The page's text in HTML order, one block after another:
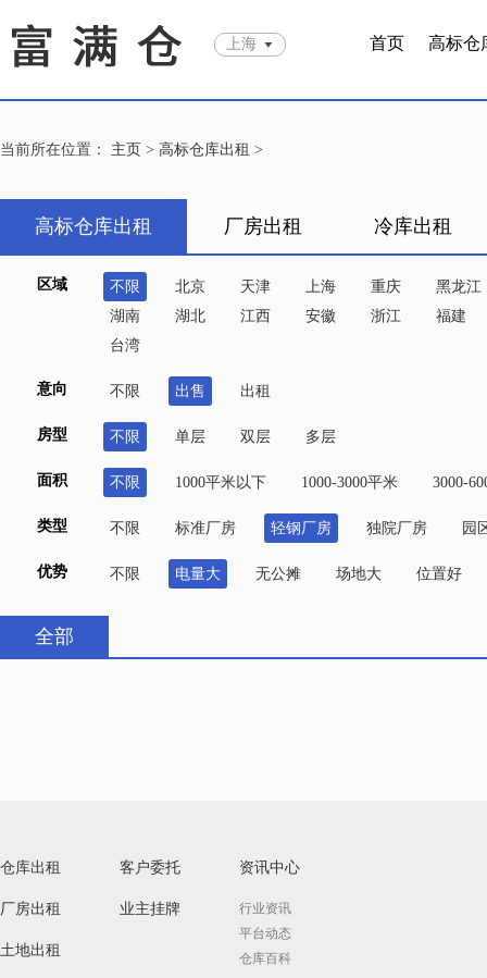
上海 首页 高标仓
当前所在位置： 主页 > 高标仓库出租 >
高标仓库出租 厂房出租 冷库出租
区域 不限 北京 天津 上海 重庆
黑龙江
湖南
湖北 江西 安徽 浙江
福建
台湾
意向 不限 出售 出租
房型 不限 单层 双层 多层
面积 不限 1000平米以下 1000-3000平米 3000-
类型 不限 标准厂房 轻钢厂房 独院厂房 园
优势 不限 电量大 无公摊 场地大 位置好
全部
仓库出租
厂房出租
土地出租
客户委托
业主挂牌
资讯中心
行业资讯
平台动态
仓库百科